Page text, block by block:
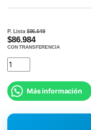
P. Lista$96.649
$86.984
CON TRANSFERENCIA
Más información